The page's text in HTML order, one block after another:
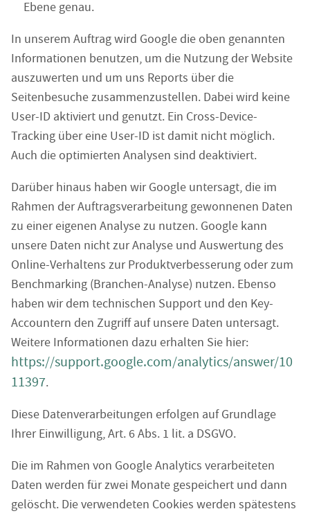
Ebene genau.
In unserem Auftrag wird Google die oben genannten
Informationen benutzen, um die Nutzung der Website
auszuwerten und um uns Reports über die
Seitenbesuche zusammenzustellen. Dabei wird keine
User-ID aktiviert und genutzt. Ein Cross-Device-
Tracking über eine User-ID ist damit nicht möglich.
Auch die optimierten Analysen sind deaktiviert.
Darüber hinaus haben wir Google untersagt, die im
Rahmen der Auftragsverarbeitung gewonnenen Daten
zu einer eigenen Analyse zu nutzen. Google kann
unsere Daten nicht zur Analyse und Auswertung des
Online-Verhaltens zur Produktverbesserung oder zum
Benchmarking (Branchen-Analyse) nutzen. Ebenso
haben wir dem technischen Support und den Key-
Accountern den Zugriff auf unsere Daten untersagt.
Weitere Informationen dazu erhalten Sie hier:
https://support.google.com/analytics/answer/10
11397.
Diese Datenverarbeitungen erfolgen auf Grundlage
Ihrer Einwilligung, Art. 6 Abs. 1 lit. a DSGVO.
Die im Rahmen von Google Analytics verarbeiteten
Daten werden für zwei Monate gespeichert und dann
gelöscht. Die verwendeten Cookies werden spätestens